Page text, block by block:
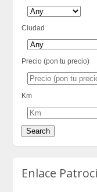
Ciudad
Precio (pon tu precio)
Km
Enlace